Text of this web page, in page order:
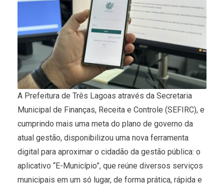
A Prefeitura de Três Lagoas através da Secretaria
Municipal de Finanças, Receita e Controle (SEFIRC), e
cumprindo mais uma meta do plano de governo da
atual gestão, disponibilizou uma nova ferramenta
digital para aproximar o cidadão da gestão pública: o
aplicativo “E-Município”, que reúne diversos serviços
municipais em um só lugar, de forma prática, rápida e